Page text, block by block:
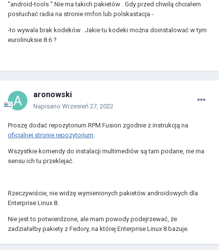
''android-tools '' Nie ma takich pakietów . Gdy przed chwilą chciałem
posłuchać radia na stronie rmfon lub polskastacja -
-to wywala brak kodeków . Jakie tu kodeki można doinstalować w tym
eurolinuksie 8.6 ?
aronowski
Napisano Wrzesień 27, 2022
Proszę dodać repozytorium RPM Fusion zgodnie z instrukcją na
oficjalnej stronie repozytorium.
Wszystkie komendy do instalacji multimediów są tam podane, nie ma
sensu ich tu przeklejać.
Rzeczywiście, nie widzę wymienionych pakietów androidowych dla
Enterprise Linux 8.
Nie jest to potwierdzone, ale mam powody podejrzewać, że
zadziałałby pakiety z Fedory, na której Enterprise Linux 8 bazuje.